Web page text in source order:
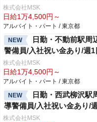
株式会社MSK
日給1万4,500円～
アルバイト・パート / 東京都
NEW
日勤・不動前駅周
警備員/入社祝い金あり/週
株式会社MSK
日給1万4,500円～
アルバイト・パート / 東京都
NEW
日勤・西武柳沢駅
導警備員/入社祝い金あり/
株式会社MSK